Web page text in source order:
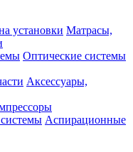
Матрасы,
Оптические системы
Аксессуары,
Аспирационные